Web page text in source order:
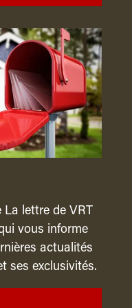
lettre de VRT
vous informe
actualités
ses exclusivités.